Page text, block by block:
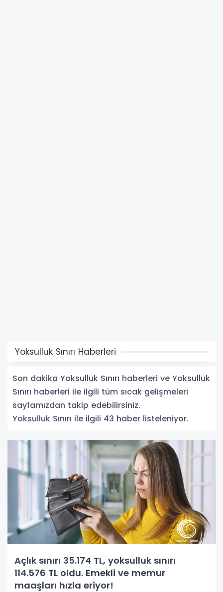
Yoksulluk Sınırı Haberleri
Son dakika Yoksulluk Sınırı haberleri ve Yoksulluk
Sınırı haberleri ile ilgili tüm sıcak gelişmeleri
sayfamızdan takip edebilirsiniz.
Yoksulluk Sınırı ile ilgili 43 haber listeleniyor.
Açlık sınırı 35.174 TL, yoksulluk sınırı
114.576 TL oldu. Emekli ve memur
maaşları hızla eriyor!